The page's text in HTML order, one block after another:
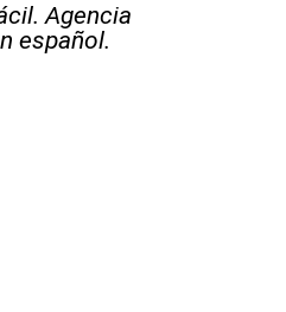
Agencia
español.